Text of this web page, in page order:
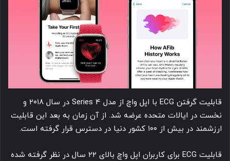
قابلیت گرفتن ECG با اپل واچ از مدل Series 4 در سال ۲۰۱۸ و
نخست در ایالات متحده عرضه شد. از آن زمان به بعد این قابلیت
ارزشمند در بیش از ۱۰۰ کشور دنیا در دسترس قرار گرفته است.
قابلیت ECG برای کاربران اپل واچ بالای ۲۲ سال در نظر گرفته شده